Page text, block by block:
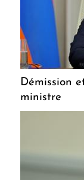
Démission
ministre